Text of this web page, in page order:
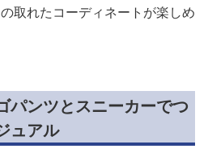
取れたコーディネートが楽しめ
パンツとスニーカーでつ
ュアル